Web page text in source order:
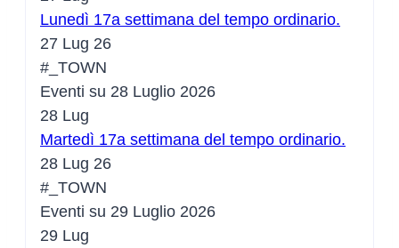
Lunedì 17a settimana del tempo ordinario.
27 Lug 26
#_TOWN
Eventi su 28 Luglio 2026
28 Lug
Martedì 17a settimana del tempo ordinario.
28 Lug 26
#_TOWN
Eventi su 29 Luglio 2026
29 Lug